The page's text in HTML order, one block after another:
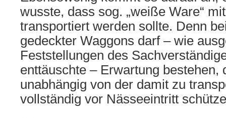
wusste, dass sog. „weiße Ware“
transportiert werden sollte. Denn
gedeckter Waggons darf – wie
Feststellungen des
enttäuschte – Erwartung bestehen,
unabhängig von der damit zu
vollständig vor Nässeeintritt